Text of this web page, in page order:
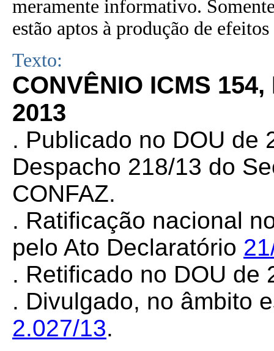
meramente informativo.
estão aptos à produção de
Texto:
CONVÊNIO ICMS
2013
. Publicado no DOU de
Despacho 218/13 do
CONFAZ.
. Ratificação nacional
pelo Ato Declaratório
. Retificado no DOU de
. Divulgado, no âmbito
2.027/13.